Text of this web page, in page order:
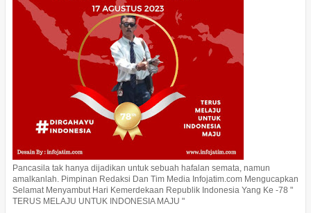
Pancasila tak hanya dijadikan untuk sebuah hafalan semata, namun
amalkanlah. Pimpinan Redaksi Dan Tim Media Infojatim.com Mengucapkan
Selamat Menyambut Hari Kemerdekaan Republik Indonesia Yang Ke -78 "
TERUS MELAJU UNTUK INDONESIA MAJU "